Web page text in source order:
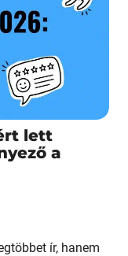
lett
a
ír, hanem